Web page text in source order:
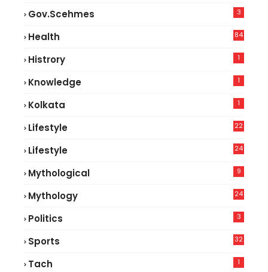
Gov.scehmes 3
Health
84
Histrory 1
Knowledge 1
Kolkata 1
Lifestyle
22
Lifestyle
24
Mythological 9
Mythology 24
Politics 3
Sports 32
Tach 1